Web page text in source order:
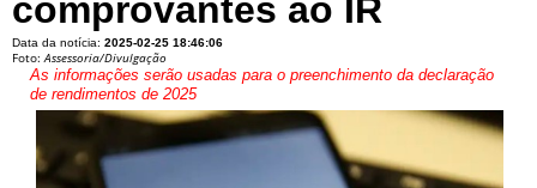
comprovantes ao IR
Data da notícia: 2025-02-25 18:46:06
Foto:Assessoria/Divulgação
As informações serão usadas para o preenchimento da declaração
de rendimentos de 2025